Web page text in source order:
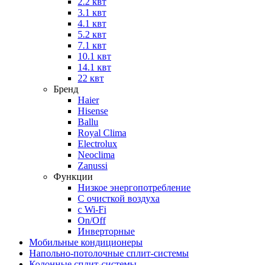
3.1 квт
4.1 квт
5.2 квт
7.1 квт
10.1 квт
14.1 квт
22 квт
Бренд
Haier
Hisense
Ballu
Royal Clima
Electrolux
Neoclima
Zanussi
Функции
Низкое энергопотребление
С очисткой воздуха
с Wi-Fi
On/Off
Инверторные
Мобильные кондиционеры
Напольно-потолоч​ные ​сплит-системы